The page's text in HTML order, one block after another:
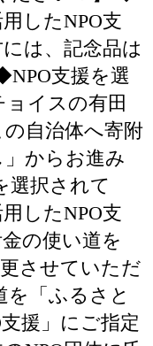
したNPO支
は、記念品は
支援を選
イスの有田
自治体へ寄附
からお進み
選択されて
したNPO支
の使い道を
させていただ
「ふるさと
援」にご指定